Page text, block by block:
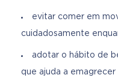
evitar comer em
cuidadosamente
adotar o hábito de
que ajuda a